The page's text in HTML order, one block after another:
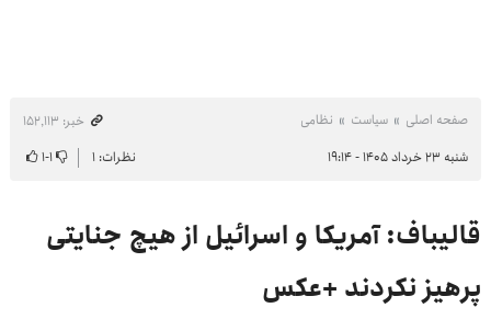
صفحه اصلی سیاست نظامی
خبر: ۱۵۲٬۱۱۳
شنبه ۲۳ خرداد ۱۴۰۵ - ۱۹:۱۴
نظرات: ۱ ۱-۱
قالیباف: آمریکا و اسرائیل از هیچ جنایتی
پرهیز نکردند +عکس